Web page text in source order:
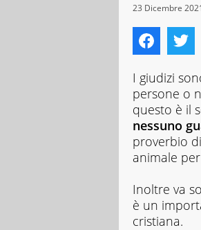
23 Dicembre
I giudizi
persone o
questo è il
nessuno
proverbio
animale
Inoltre va
è un
cristiana.